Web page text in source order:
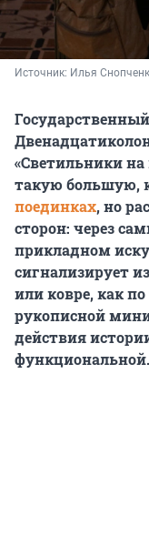
Источник: Илья
«Светильники
такую большую,
поединках, но
сторон: через
прикладном
сигнализирует
или ковре, как
рукописной
действия
функциональной.